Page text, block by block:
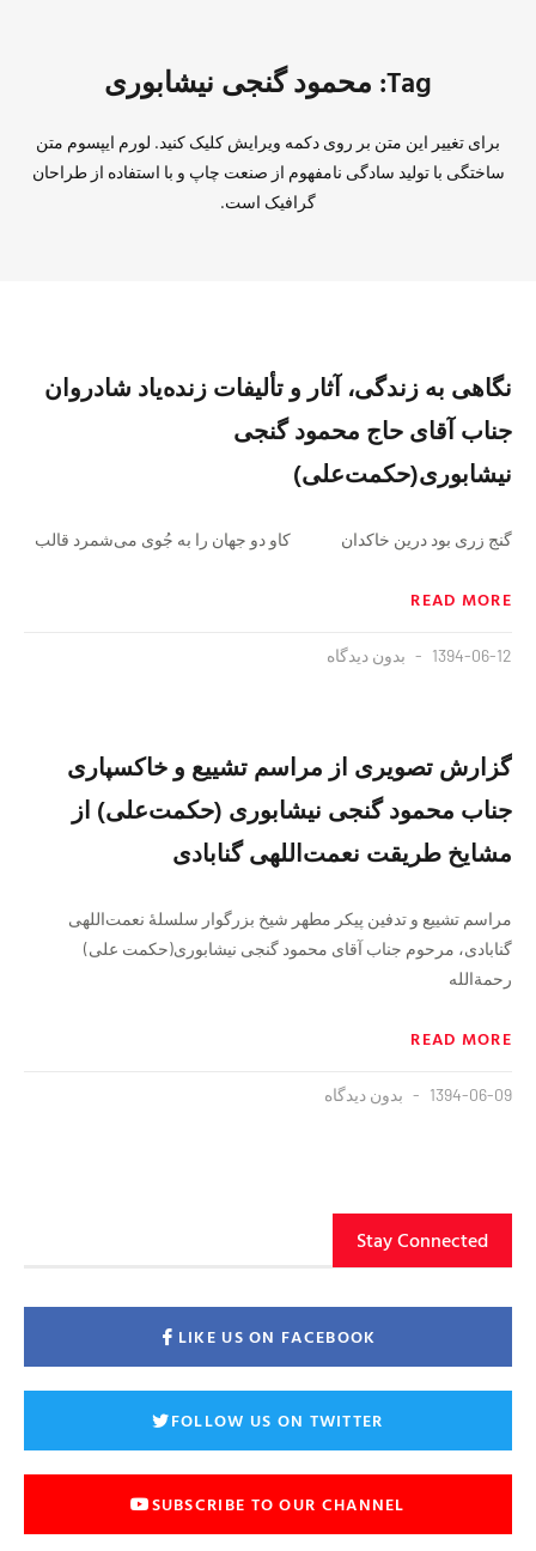
Tag: محمود گنجی نیشابوری
برای تغییر این متن بر روی دکمه ویرایش کلیک کنید. لورم ایپسوم متن
ساختگی با تولید سادگی نامفهوم از صنعت چاپ و با استفاده از طراحان
گرافیک است.
نگاهی به زندگی، آثار و تألیفات زنده‌یاد شادروان
جناب آقای حاج محمود گنجی
نیشابوری(حکمت‌علی)
گنج زری بود درین خاکدان کاو دو جهان را به جُوی می‌شمرد قالب
READ MORE
1394-06-12 بدون دیدگاه
گزارش تصویری از مراسم تشییع و خاکسپاری
جناب محمود گنجی نیشابوری (حکمت‌علی) از
مشایخ طریقت نعمت‌اللهی گنابادی
مراسم تشییع و تدفین پیکر مطهر شیخ بزرگوار سلسلهٔ نعمت‌اللهی
گنابادی، مرحوم جناب آقای محمود گنجی نیشابوری(حکمت علی)
رحمةالله‌
READ MORE
1394-06-09 بدون دیدگاه
Stay Connected
LIKE US ON FACEBOOK
FOLLOW US ON TWITTER
SUBSCRIBE TO OUR CHANNEL